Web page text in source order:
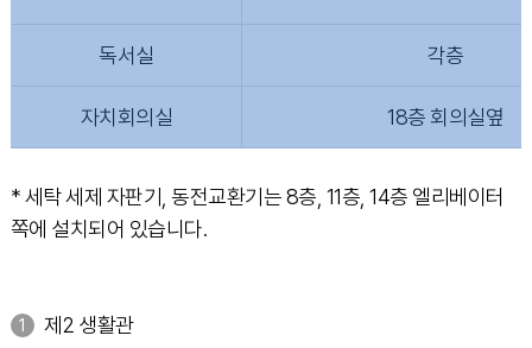
독서실 각층
자치회의실 18층 회의실옆
* 세탁 세제 자판기, 동전교환기는 8층, 11층, 14층 엘리베이터
쪽에 설치되어 있습니다.
제2 생활관